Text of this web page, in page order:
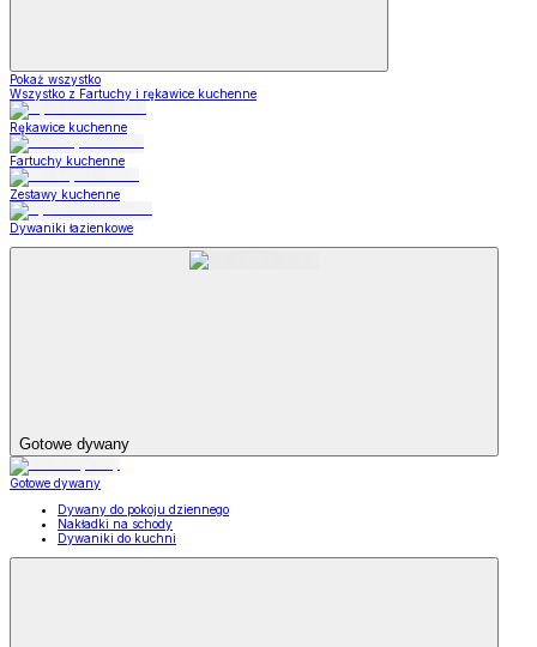
Pokaż wszystko
Wszystko z Fartuchy i rękawice kuchenne
Rękawice kuchenne
Fartuchy kuchenne
Zestawy kuchenne
Dywaniki łazienkowe
Gotowe dywany
Gotowe dywany
Dywany do pokoju dziennego
Nakładki na schody
Dywaniki do kuchni